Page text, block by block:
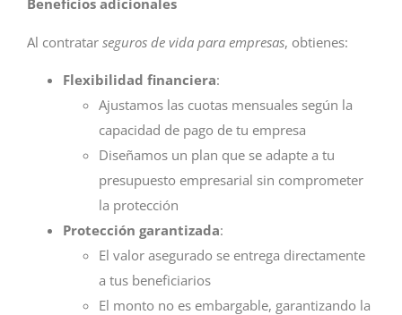
Beneficios adicionales
Al contratar seguros de vida para empresas, obtienes:
Flexibilidad financiera:
Ajustamos las cuotas mensuales según la
capacidad de pago de tu empresa
Diseñamos un plan que se adapte a tu
presupuesto empresarial sin comprometer
la protección
Protección garantizada:
El valor asegurado se entrega directamente
a tus beneficiarios
El monto no es embargable, garantizando la